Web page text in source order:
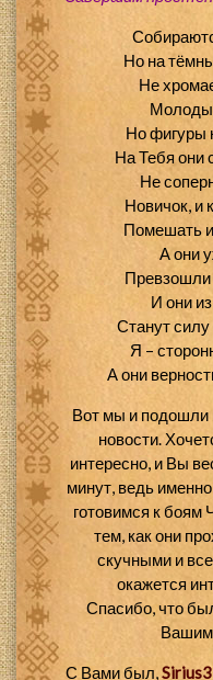
Но на
Не
Но фигуры
На Тебя они
Не
Новичок, и
Помешать
А они
Превзошли
И они
Станут
Я –
А они
Вот мы и подошли
новости.
интересно, и Вы
минут, ведь
готовимся к боям
тем, как они
скучными и
окажется
Спасибо, что
Вашим
С Вами был,